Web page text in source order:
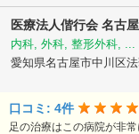
医療法人偕行会 名古
内科, 外科, 整形外科, ...
愛知県名古屋市中川区
口コミ: 4件
足の治療はこの病院が非